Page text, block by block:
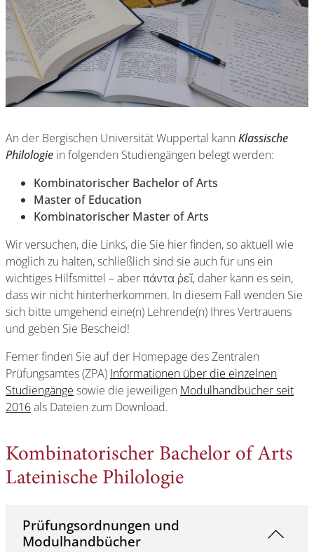
An der Bergischen Universität Wuppertal kann Klassische
Philologie in folgenden Studiengängen belegt werden:
Kombinatorischer Bachelor of Arts
Master of Education
Kombinatorischer Master of Arts
Wir versuchen, die Links, die Sie hier finden, so aktuell wie
möglich zu halten, schließlich sind sie auch für uns ein
wichtiges Hilfsmittel – aber πάντα ῥεῖ, daher kann es sein,
dass wir nicht hinterherkommen. In diesem Fall wenden Sie
sich bitte umgehend eine(n) Lehrende(n) Ihres Vertrauens
und geben Sie Bescheid!
Ferner finden Sie auf der Homepage des Zentralen
Prüfungsamtes (ZPA) Informationen über die einzelnen
Studiengänge sowie die jeweiligen Modulhandbücher seit
2016als Dateien zum Download.
Kombinatorischer Bachelor of Arts
Lateinische Philologie
Prüfungsordnungen und
Modulhandbücher